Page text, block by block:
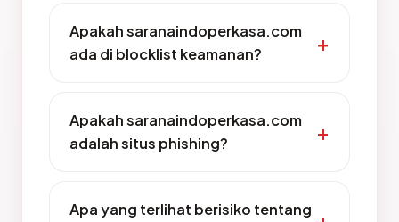
Apakah saranaindoperkasa.com
ada di blocklist keamanan?
Apakah saranaindoperkasa.com
adalah situs phishing?
Apa yang terlihat berisiko tentang